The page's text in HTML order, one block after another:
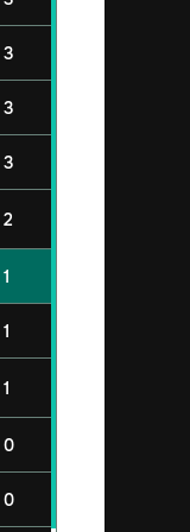
3
3
3
2
1
1
1
0
0